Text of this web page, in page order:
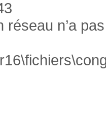
réseau n’a